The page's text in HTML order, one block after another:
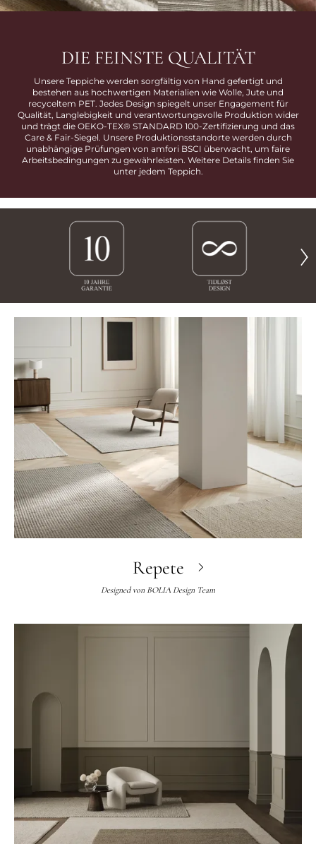
DIE FEINSTE QUALITÄT
Unsere Teppiche werden sorgfältig von Hand gefertigt und
bestehen aus hochwertigen Materialien wie Wolle, Jute und
recyceltem PET. Jedes Design spiegelt unser Engagement für
Qualität, Langlebigkeit und verantwortungsvolle Produktion wider
und trägt die OEKO-TEX® STANDARD 100-Zertifizierung und das
Care & Fair-Siegel. Unsere Produktionsstandorte werden durch
unabhängige Prüfungen von amfori BSCI überwacht, um faire
Arbeitsbedingungen zu gewährleisten. Weitere Details finden Sie
unter jedem Teppich.
Repete
Designed von BOLIA Design Team